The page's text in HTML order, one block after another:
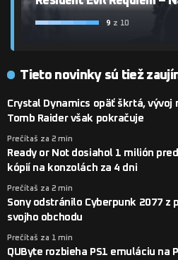
9 z 10
Tieto novinky sú tiež
Crystal Dynamics opäť škrtá, vývoj
Tomb Raider však pokračuje
Prečítaš za 2 min
Ready or Not dosiahol 1 milión
kópií na konzolách za 4 dni
Prečítaš za 2 min
Sony odstránilo Cyberpunk 2077 z
svojho obchodu
Prečítaš za 1 min
QUByte rozbieha PS1 emuláciu na